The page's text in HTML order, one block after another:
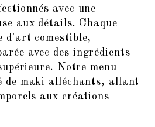
avec une
aux détails. Chaque
d'art comestible,
avec des ingrédients
Notre menu
de maki alléchants, allant
aux créations